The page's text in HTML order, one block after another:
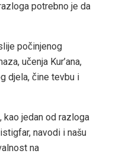
potrebno je da
počinjenog
učenja Kur’ana,
djela, čine tevbu i
kao jedan od razloga
navodi i našu
na